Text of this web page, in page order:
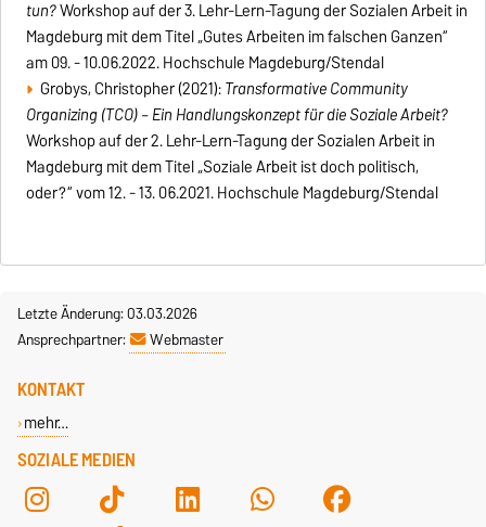
tun?Workshop auf der 3. Lehr-Lern-Tagung der Sozialen Arbeit in
Magdeburg mit dem Titel „Gutes Arbeiten im falschen Ganzen“
am 09. - 10.06.2022. Hochschule Magdeburg/Stendal
Grobys, Christopher (2021):Transformative Community
Organizing (TCO) – Ein Handlungskonzept für die Soziale Arbeit?
Workshop auf der 2. Lehr-Lern-Tagung der Sozialen Arbeit in
Magdeburg mit dem Titel „Soziale Arbeit ist doch politisch,
oder?“ vom 12. - 13. 06.2021. Hochschule Magdeburg/Stendal
Letzte Änderung: 03.03.2026
Ansprechpartner:
Webmaster
SOZIALE MEDIEN
KONTAKT
mehr…